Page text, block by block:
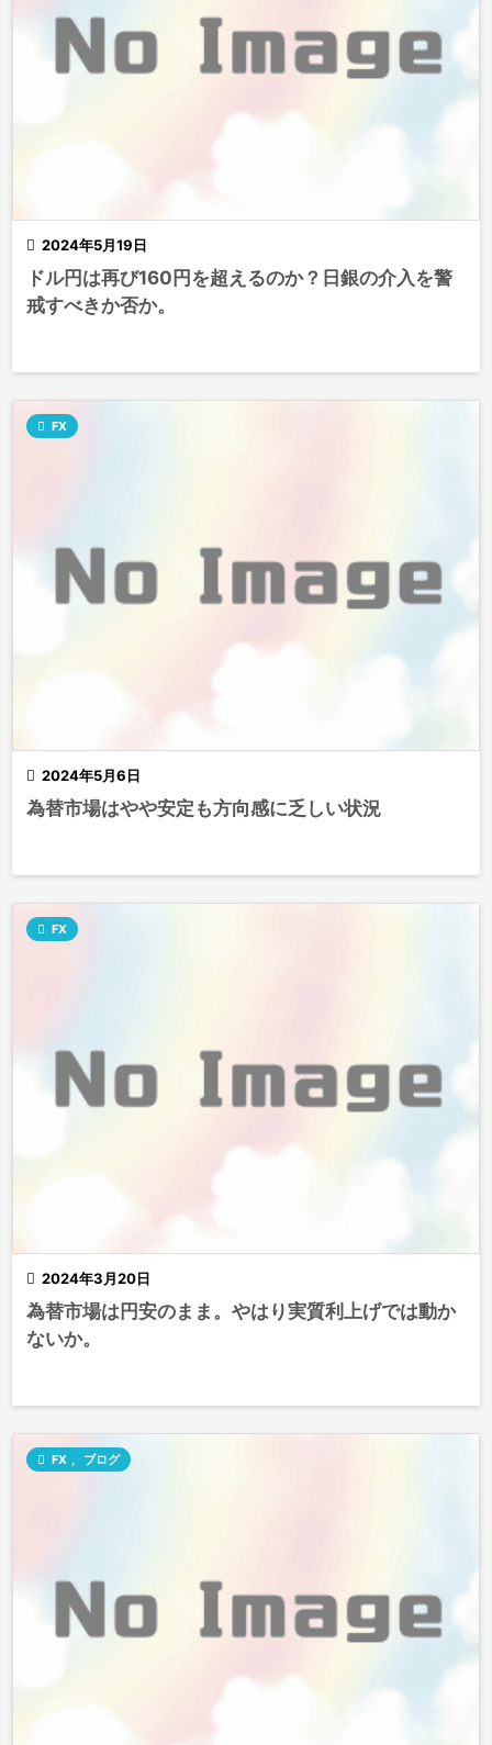
 2024年5月19日
ドル円は再び160円を超えるのか？日銀の介入を警
戒すべきか否か。
 2024年5月6日
 FX
為替市場はやや安定も方向感に乏しい状況
 2024年3月20日
 FX
為替市場は円安のまま。やはり実質利上げでは動か
ないか。
 FX , ブログ